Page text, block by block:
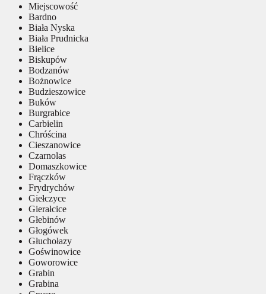
Miejscowość
Bardno
Biała Nyska
Biała Prudnicka
Bielice
Biskupów
Bodzanów
Bożnowice
Budzieszowice
Buków
Burgrabice
Carbielin
Chróścina
Cieszanowice
Czarnolas
Domaszkowice
Frączków
Frydrychów
Giełczyce
Gierałcice
Głebinów
Głogówek
Głuchołazy
Goświnowice
Goworowice
Grabin
Grabina